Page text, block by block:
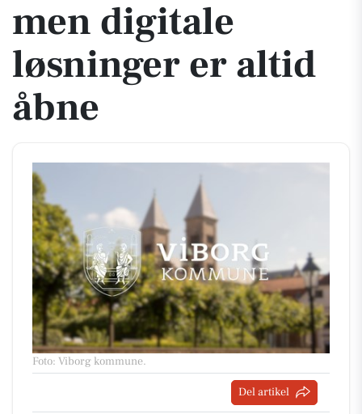
men digitale
løsninger er altid
åbne
Foto: Viborg kommune.
Del artikel